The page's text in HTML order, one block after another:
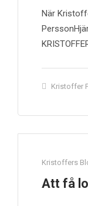
När
Kristoffer
Kristoffers
Att få